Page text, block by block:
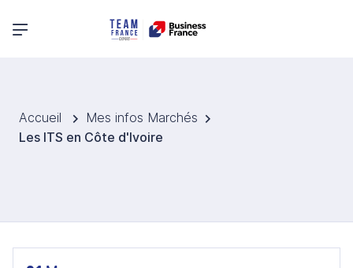
Menu principal
Accueil
Mes infos Marchés
Les ITS en Côte d'Ivoire